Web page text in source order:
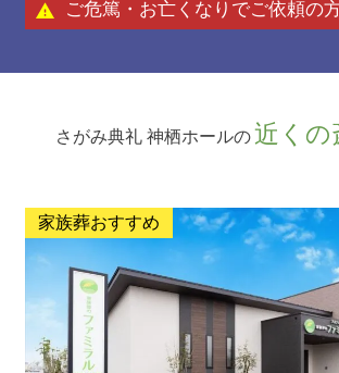
ご危篤・お亡くなりでご依頼の
さがみ典礼 神栖ホールの 近くの
家族葬おすすめ